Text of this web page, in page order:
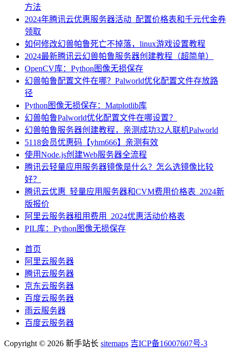
方法
2024年腾讯云优惠服务器活动_配置价格表和千元代金券
领取
如何修改幻兽帕鲁死亡不掉落，linux游戏设置教程
2024最新腾讯云幻兽帕鲁服务器创建教程（超简单）
OpenCV库：Python图像无损保存
幻兽帕鲁配置文件在哪？Palworld优化配置文件存放路
径
Python图像无损保存：Matplotlib库
幻兽帕鲁Palworld优化配置文件在哪设置？
幻兽帕鲁服务器创建教程，亲测成功32人联机Palworld
5118会员优惠码【yhm666】亲测有效
使用Node.js创建Web服务器全流程
腾讯云轻量应用服务器镜像是什么？怎么选镜像比较
好？
腾讯云优惠_轻量应用服务器和CVM费用价格表_2024新
版报价
阿里云服务器租用费用_2024优惠活动价格表
PIL库：Python图像无损保存
首页
阿里云服务器
腾讯云服务器
京东云服务器
百度云服务器
雨云服务器
百度云服务器
Copyright © 2026 新手站长 sitemaps 吉ICP备16007607号-3